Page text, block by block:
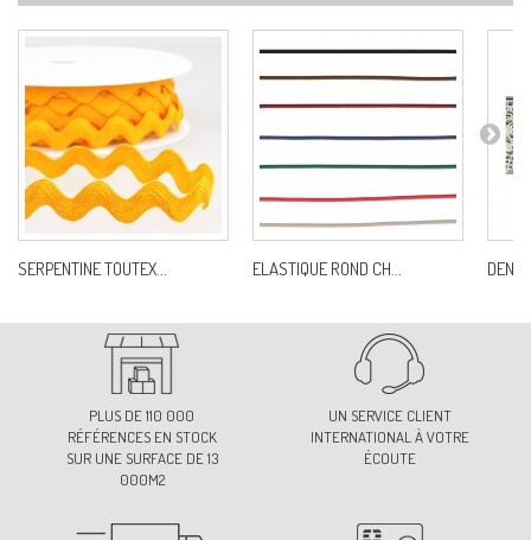
SERPENTINE TOUTEX... ELASTIQUE ROND CH...
PLUS DE 110 000
RÉFÉRENCES EN STOCK
SUR UNE SURFACE DE 13
000M2
UN SERVICE CLIENT
INTERNATIONAL À VOTRE
ÉCOUTE